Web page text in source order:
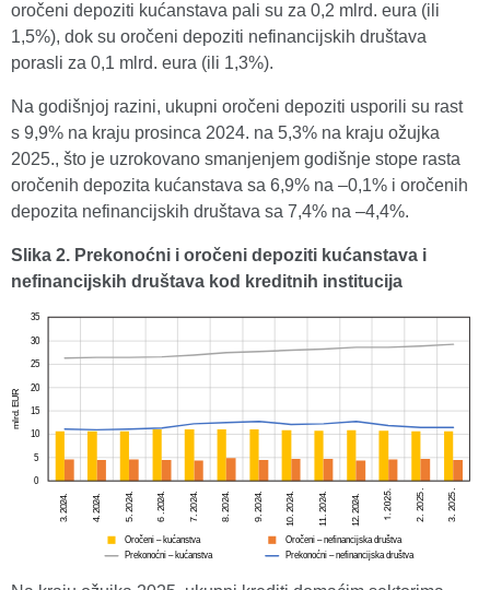
oročeni depoziti kućanstava pali su za 0,2 mlrd. eura (ili
1,5%), dok su oročeni depoziti nefinancijskih društava
porasli za 0,1 mlrd. eura (ili 1,3%).
Na godišnjoj razini, ukupni oročeni depoziti usporili su rast
s 9,9% na kraju prosinca 2024. na 5,3% na kraju ožujka
2025., što je uzrokovano smanjenjem godišnje stope rasta
oročenih depozita kućanstava sa 6,9% na –0,1% i oročenih
depozita nefinancijskih društava sa 7,4% na –4,4%.
Slika 2. Prekonoćni i oročeni depoziti kućanstava i
nefinancijskih društava kod kreditnih institucija